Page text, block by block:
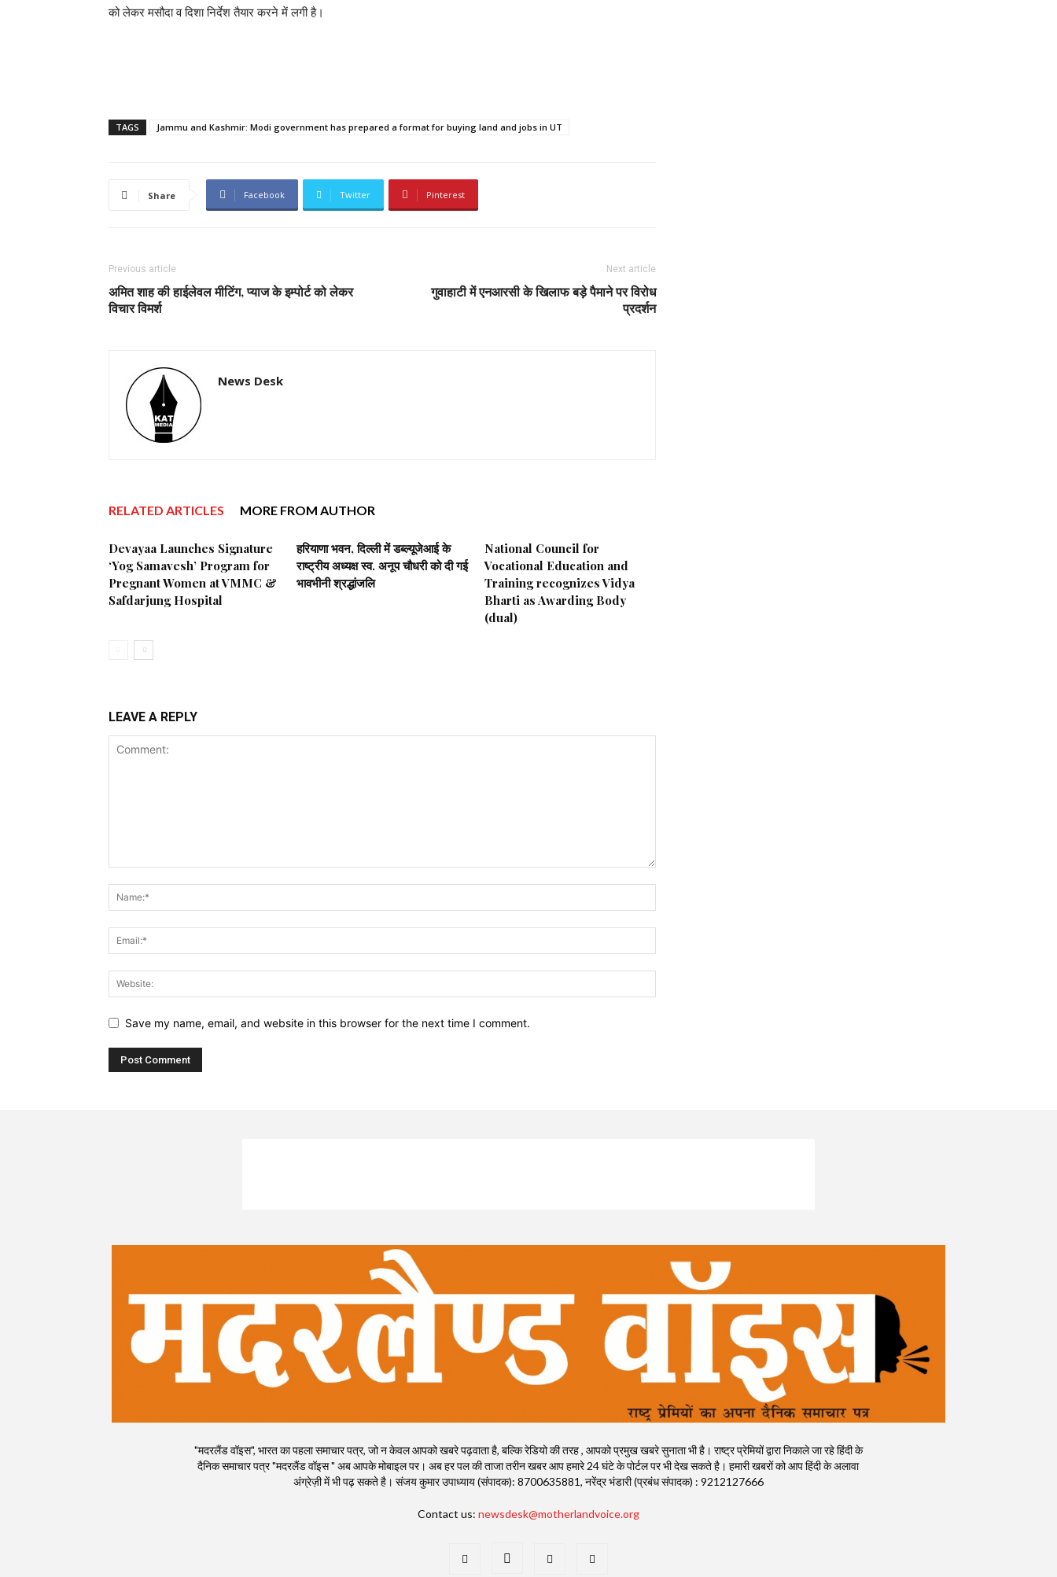
को लेकर मसौदा व दिशा निर्देश तैयार करने में लगी है।
TAGS Jammu and Kashmir: Modi government has prepared a format for buying land and jobs in UT
Share Facebook Twitter Pinterest
Previous article
अमित शाह की हाईलेवल मीटिंग, प्याज के इम्पोर्ट को लेकर
विचार विमर्श
Next article
गुवाहाटी में एनआरसी के खिलाफ बड़े पैमाने पर विरोध
प्रदर्शन
News Desk
RELATED ARTICLES MORE FROM AUTHOR
Devayaa Launches Signature
‘Yog Samavesh’ Program for
Pregnant Women at VMMC &
Safdarjung Hospital
हरियाणा भवन, दिल्ली में डब्ल्यूजेआई के
राष्ट्रीय अध्यक्ष स्व. अनूप चौधरी को दी गई
भावभीनी श्रद्धांजलि
National Council for
Vocational Education and
Training recognizes Vidya
Bharti as Awarding Body
(dual)
LEAVE A REPLY
Save my name, email, and website in this browser for the next time I comment.
"मदरलैंड वॉइस", भारत का पहला समाचार पत्र, जो न केवल आपको खबरे पढ़वाता है, बल्कि रेडियो की तरह , आपको प्रमुख खबरे सुनाता भी है। राष्ट्र प्रेमियों द्वारा निकाले जा रहे हिंदी के
दैनिक समाचार पत्र "मदरलैंड वॉइस " अब आपके मोबाइल पर। अब हर पल की ताजा तरीन खबर आप हमारे 24 घंटे के पोर्टल पर भी देख सकते है। हमारी खबरों को आप हिंदी के अलावा
अंग्रेज़ी में भी पढ़ सकते है। संजय कुमार उपाध्याय (संपादक): 8700635881, नरेंद्र भंडारी (प्रबंध संपादक) : 9212127666
Contact us: newsdesk@motherlandvoice.org